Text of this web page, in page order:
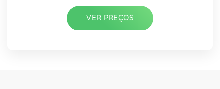
VER PREÇOS